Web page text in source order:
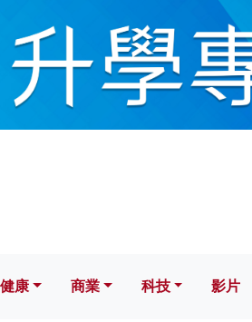
科技 影片
健康 商業 科技 影片